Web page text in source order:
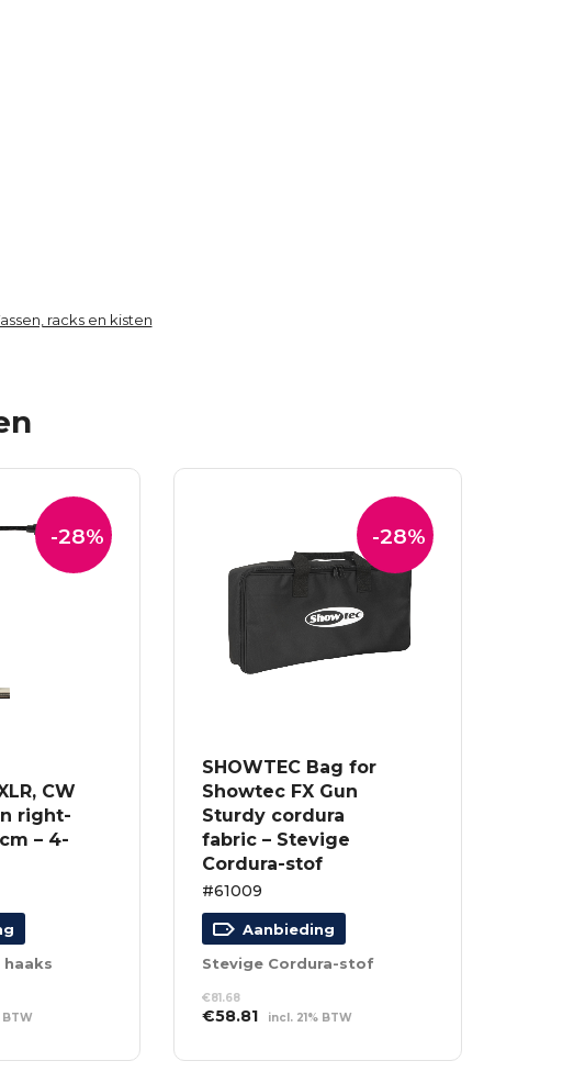
racks en kisten
-28%
CW
right-
– 4-
haaks
BTW
-28%
SHOWTEC Bag for
Showtec FX Gun
Sturdy cordura
fabric – Stevige
Cordura-stof
#61009
Aanbieding
Stevige Cordura-stof
€81.68
Oorspronkelijke
was:
€58.81Huidige
is:
incl. 21% BTW
WINKELWAGEN